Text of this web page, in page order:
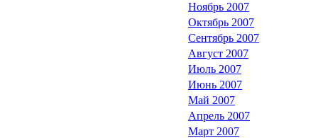
Ноябрь 2007
Октябрь 2007
Сентябрь 2007
Август 2007
Июль 2007
Июнь 2007
Май 2007
Апрель 2007
Март 2007